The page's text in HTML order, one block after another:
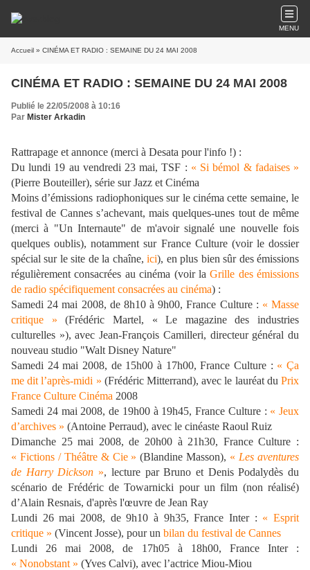
MENU
Accueil » CINÉMA ET RADIO : SEMAINE DU 24 MAI 2008
CINÉMA ET RADIO : SEMAINE DU 24 MAI 2008
Publié le 22/05/2008 à 10:16
Par Mister Arkadin
Rattrapage et annonce (merci à Desata pour l'info !) :
Du lundi 19 au vendredi 23 mai, TSF : « Si bémol & fadaises »
(Pierre Bouteiller), série sur Jazz et Cinéma
Moins d’émissions radiophoniques sur le cinéma cette semaine, le
festival de Cannes s’achevant, mais quelques-unes tout de même
(merci à "Un Internaute" de m'avoir signalé une nouvelle fois
quelques oublis), notamment sur France Culture (voir le dossier
spécial sur le site de la chaîne,ici), en plus bien sûr des émissions
régulièrement consacrées au cinéma (voir laGrille des émissions
de radio spécifiquement consacrées au cinéma) :
Samedi 24 mai 2008, de 8h10 à 9h00, France Culture : « Masse
critique » (Frédéric Martel, « Le magazine des industries
culturelles »), avec Jean-François Camilleri, directeur général du
nouveau studio "Walt Disney Nature"
Samedi 24 mai 2008, de 15h00 à 17h00, France Culture : « Ça
me dit l’après-midi » (Frédéric Mitterrand), avec le lauréat duPrix
France Culture Cinéma 2008
Samedi 24 mai 2008, de 19h00 à 19h45, France Culture : « Jeux
d’archives » (Antoine Perraud), avec le cinéaste Raoul Ruiz
Dimanche 25 mai 2008, de 20h00 à 21h30, France Culture :
« Fictions / Théâtre & Cie » (Blandine Masson), « Les aventures
de Harry Dickson », lecture par Bruno et Denis Podalydès du
scénario de Frédéric de Towarnicki pour un film (non réalisé)
d’Alain Resnais, d'après l'œuvre de Jean Ray
Lundi 26 mai 2008, de 9h10 à 9h35, France Inter : « Esprit
critique » (Vincent Josse), pour un bilan du festival de Cannes
Lundi 26 mai 2008, de 17h05 à 18h00, France Inter :
« Nonobstant » (Yves Calvi), avec l’actrice Miou-Miou